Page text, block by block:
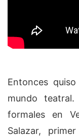
Entonces
mundo
formales en
Salazar,